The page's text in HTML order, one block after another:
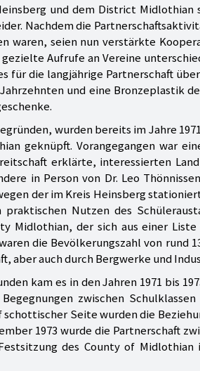
und dem District
Nachdem die
waren, seien nun verstärkte
Aufrufe an Vereine
für die langjährige Partnerschaft
und eine Bronzeplastik
wurden bereits im Jahre
geknüpft. Vorangegangen war
erklärte, interessierten
in Person von Dr. Leo
der im Kreis Heinsberg
Nutzen des
Midlothian, der sich aus einer
die Bevölkerungszahl von rund
aber auch durch Bergwerke und
kam es in den Jahren 1971 bis
zwischen
Seite wurden die
1973 wurde die Partnerschaft
des County of